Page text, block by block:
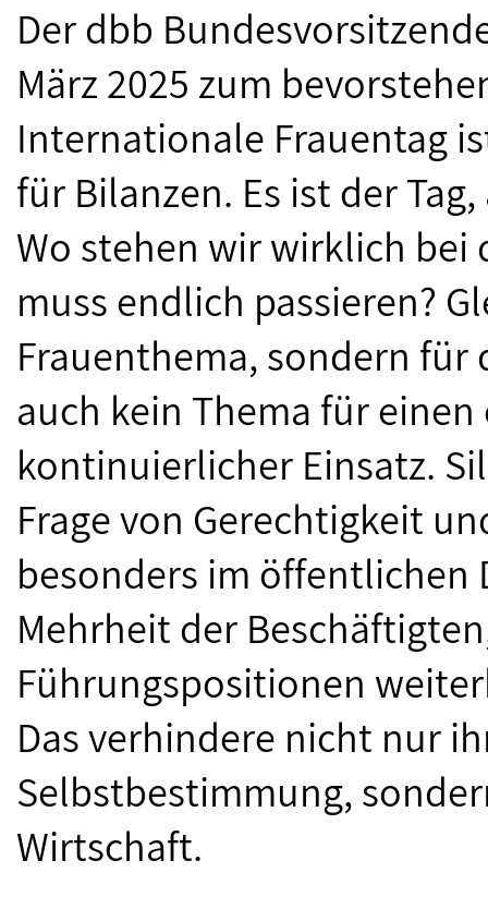
Der dbb
März 2025 zum
Internationale Frauentag
für Bilanzen. Es ist der
Wo stehen wir wirklich bei
muss endlich passieren?
Frauenthema, sondern für
auch kein Thema für
kontinuierlicher Einsatz.
Frage von Gerechtigkeit
besonders im öffentlichen
Mehrheit der
Führungspositionen
Das verhindere nicht nur
Selbstbestimmung,
Wirtschaft.